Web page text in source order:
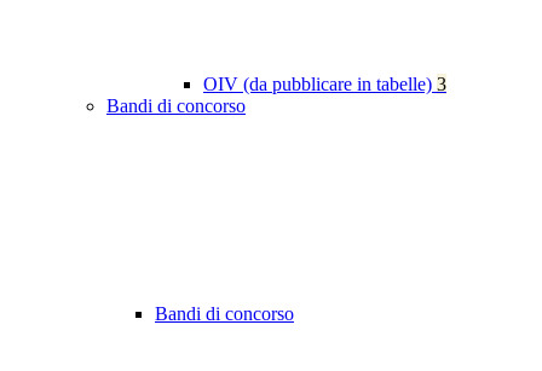
OIV (da pubblicare in tabelle) 3
Bandi di concorso
Bandi di concorso